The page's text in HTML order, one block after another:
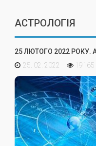
АСТРОЛОГІЯ
25 ЛЮТОГО 2022 РОКУ.
25. 02. 2022
19165